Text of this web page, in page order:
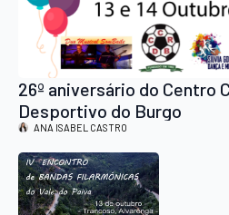
26º aniversário do Centro
Desportivo do Burgo
ANA ISABEL CASTRO